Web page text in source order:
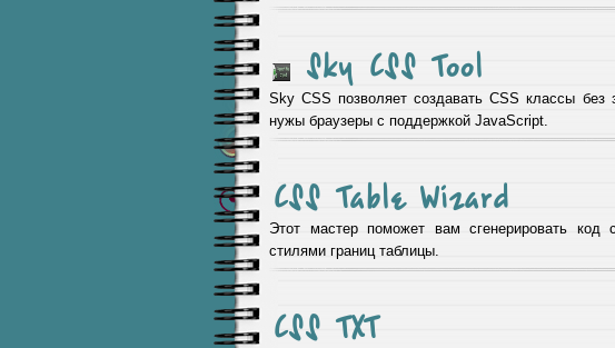
Sky CSS Tool
Sky CSS позволяет создавать CSS классы
нужы браузеры с поддержкой JavaScript.
CSS Table Wizard
Этот мастер поможет вам сгенерировать код
стилями границ таблицы.
CSS TXT